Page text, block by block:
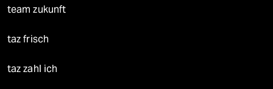
team zukunft
taz frisch
taz zahl ich